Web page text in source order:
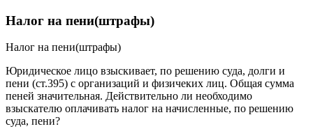
Налог на пени(штрафы)
Налог на пени(штрафы)
Юридическое лицо взыскивает, по решению суда, долги и
пени (ст.395) с организаций и физичеких лиц. Общая сумма
пеней значительная. Действительно ли необходимо
взыскателю оплачивать налог на начисленные, по решению
суда, пени?